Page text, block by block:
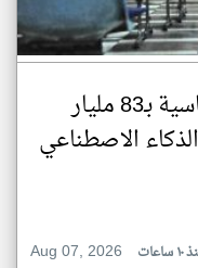
طروحات آسيوية قياسية بـ83 مليار
الاصطناعي
Aug 07, 2026
ساعات